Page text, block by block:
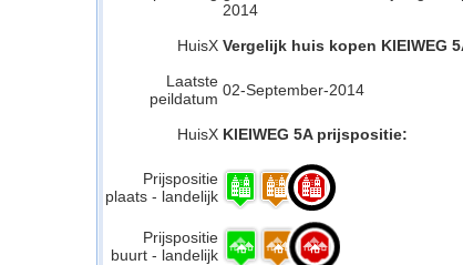
2014
HuisX Vergelijk huis kopen KlEIWEG
Laatste
peildatum 02-September-2014
HuisX KlEIWEG 5A prijspositie:
Prijspositie
plaats - landelijk
Prijspositie
buurt - landelijk